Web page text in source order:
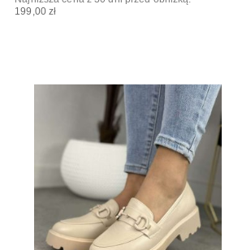
199,00 zł